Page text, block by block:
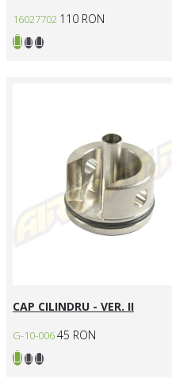
16027702 110 RON
CAP CILINDRU - VER. II
G-10-00645 RON